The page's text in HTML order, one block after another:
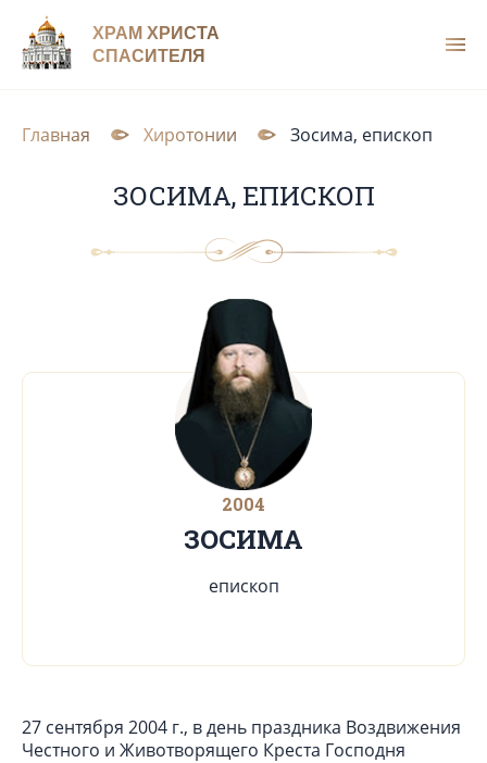
ХРАМ ХРИСТА
СПАСИТЕЛЯ
Главная Хиротонии Зосима, епископ
ЗОСИМА, ЕПИСКОП
2004
ЗОСИМА
епископ
27 сентября 2004 г., в день праздника Воздвижения
Честного и Животворящего Креста Господня